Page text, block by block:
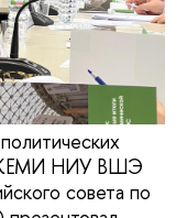
НИУ ВШЭ
совета по